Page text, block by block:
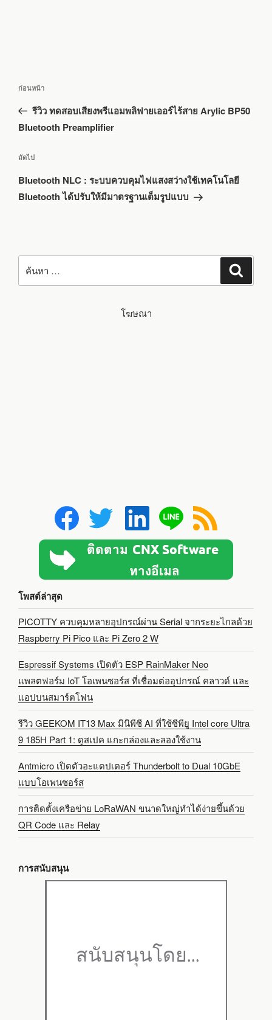
เรื่อง
เรื่อง
ก่อน
ก่อนหน้า
รีวิว ทดสอบเสียงพรีแอมพลิฟายเออร์ไร้สาย Arylic BP50
Bluetooth Preamplifier
เรื่อง
ถัดไป
Bluetooth NLC : ระบบควบคุมไฟแสงสว่างใช้เทคโนโลยี
Bluetooth ได้ปรับให้มีมาตรฐานเต็มรูปแบบ
ค้นหา:
โฆษณา
โพสต์ล่าสุด
PICOTTY ควบคุมหลายอุปกรณ์ผ่าน Serial จากระยะไกลด้วย
Raspberry Pi Pico และ Pi Zero 2 W
Espressif Systems เปิดตัว ESP RainMaker Neo
แพลตฟอร์ม IoT โอเพนซอร์ส ที่เชื่อมต่ออุปกรณ์ คลาวด์ และ
แอปบนสมาร์ตโฟน
รีวิว GEEKOM IT13 Max มินิพีซี AI ที่ใช้ซีพียู Intel core Ultra
9 185H Part 1: ดูสเปค แกะกล่องและลองใช้งาน
Antmicro เปิดตัวอะแดปเตอร์ Thunderbolt to Dual 10GbE
แบบโอเพนซอร์ส
การติดตั้งเครือข่าย LoRaWAN ขนาดใหญ่ทำได้ง่ายขึ้นด้วย
QR Code และ Relay
การสนับสนุน